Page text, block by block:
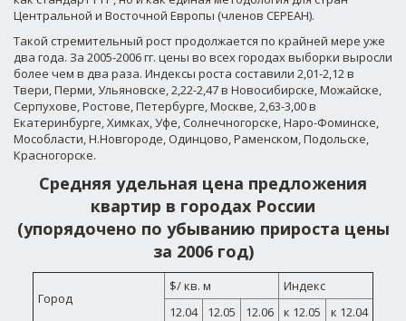
Центральной и Восточной Европы (членов СЕРЕАН).
Такой стремительный рост продолжается по крайней мере уже
два года. За 2005-2006 гг. цены во всех городах выборки выросли
более чем в два раза. Индексы роста составили 2,01-2,12 в
Твери, Перми, Ульяновске, 2,22-2,47 в Новосибирске, Можайске,
Серпухове, Ростове, Петербурге, Москве, 2,63-3,00 в
Екатеринбурге, Химках, Уфе, Солнечногорске, Наро-Фоминске,
Мособласти, Н.Новгороде, Одинцово, Раменском, Подольске,
Красногорске.
Средняя удельная цена предложения
квартир в городах России
(упорядочено по убыванию прироста цены
за 2006 год)
Город
$/ кв. м
Индекс
12.04
12.05 12.06 к 12.05
к 12.04